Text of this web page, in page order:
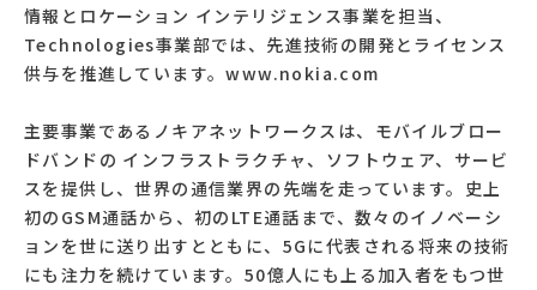
情報とロケーション インテリジェンス事業を担当、
Technologies事業部では、先進技術の開発とライセンス
供与を推進しています。www.nokia.com
主要事業であるノキアネットワークスは、モバイルブロー
ドバンドの インフラストラクチャ、ソフトウェア、サービ
スを提供し、世界の通信業界の先端を走っています。史上
初のGSM通話から、初のLTE通話まで、数々のイノベーシ
ョンを世に送り出すとともに、5Gに代表される将来の技術
にも注力を続けています。50億人にも上る加入者をもつ世